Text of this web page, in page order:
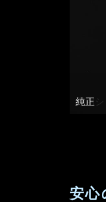
専用シ
純正
安